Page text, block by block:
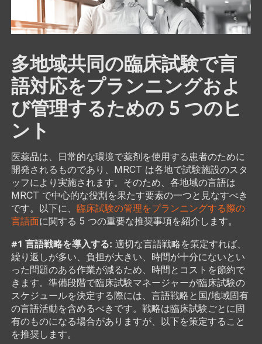
多地域共同の臨床試験で言
語対応をプランニングおよ
び管理するための 5 つのヒ
ント
医薬品は、日常的な環境で薬剤を使用する患者のために
開発されるものであり、MRCT は各地で試験施設のスタ
ッフにより実施されます。そのため、各地域の言語は
MRCT で中心的な役割を果たす要素の一つと見なすべき
です。以下に、 臨床試験の管理をプランニングする際の
言語面に関する 5 つの重要な推奨事項を紹介します。
#1 言語戦略を導入する: 適切な言語戦略を策定すれば、
繰り返しが多い、負担が大きい、時間が十分にないとい
った問題のある作業が減るため、時間とコストを節約で
きます。準備段階で臨床試験マネージャーが臨床試験の
スケジュールを決定する際には、言語戦略と国/地域固有
の言語活動を含めるべきです。戦略は臨床試験ごとに固
有のものになる場合がありますが、以下を策定すること
を推奨します。